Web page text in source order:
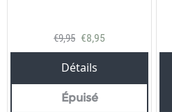
€9,95 €8,95
Détails
Épuisé